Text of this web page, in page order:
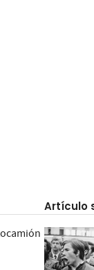
Artículo